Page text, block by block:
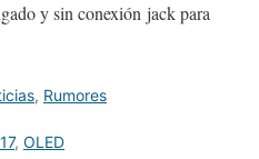
y sin conexión jack para
, Rumores
, OLED